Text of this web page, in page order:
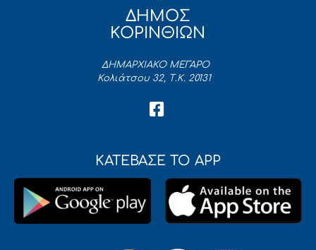
ΔΗΜΟΣ
ΚΟΡΙΝΘΙΩΝ
ΔΗΜΑΡΧΙΑΚΟ ΜΕΓΑΡΟ
Κολιάτσου 32, Τ.Κ. 20131
ΚΑΤΕΒΑΣΕ ΤΟ APP